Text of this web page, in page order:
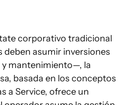
corporativo tradicional
asumir inversiones
mantenimiento—, la
basada en los conceptos
a Service, ofrece un